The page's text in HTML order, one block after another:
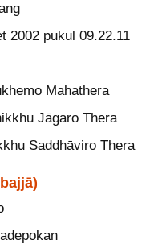
2002 pukul 09.22.11
Mahathera
Jāgaro Thera
Saddhāviro Thera